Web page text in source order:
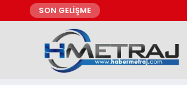
SON GELİŞME